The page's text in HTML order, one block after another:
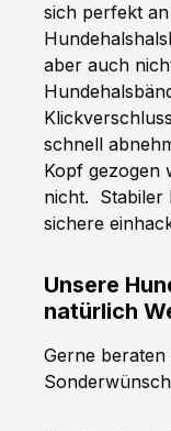
sich perfekt
aber auch
schnell
Kopf gezogen
nicht. Stabiler
sichere
Unsere
natürlich
Gerne